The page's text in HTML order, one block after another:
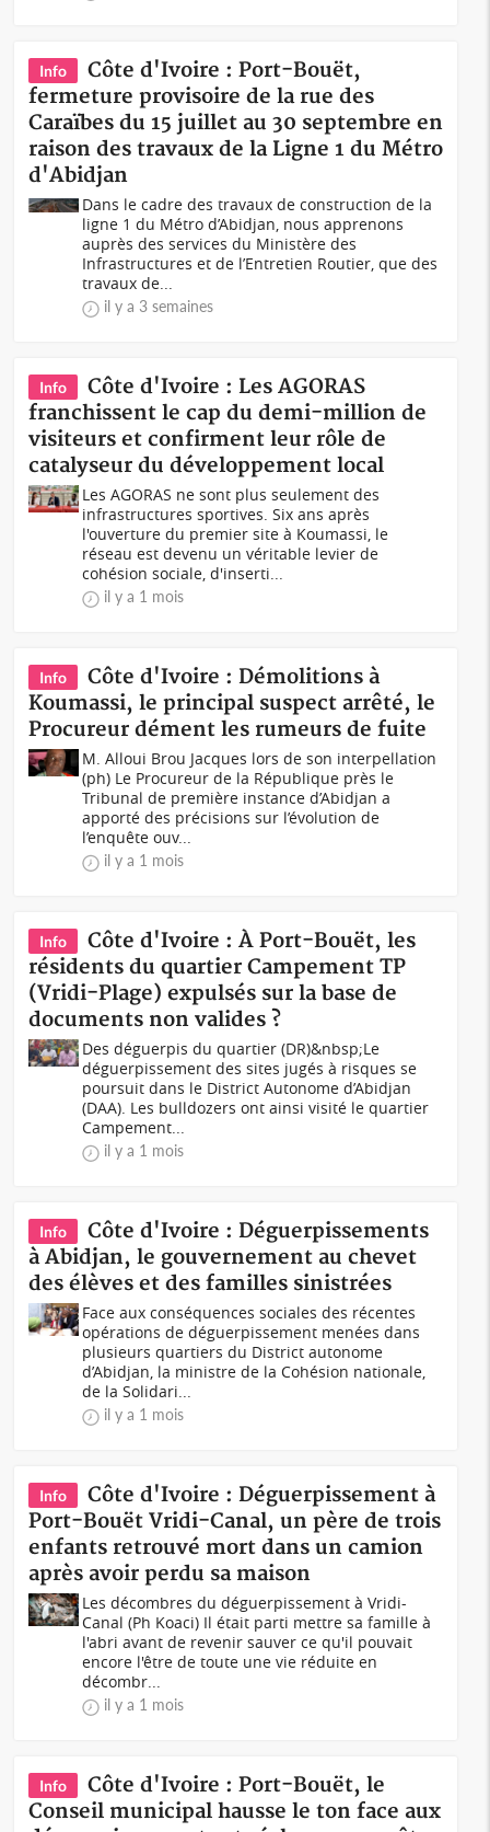
Info
Côte d'Ivoire : Port-Bouët,
fermeture provisoire de la rue des
Caraïbes du 15 juillet au 30 septembre en
raison des travaux de la Ligne 1 du Métro
d'Abidjan
Dans le cadre des travaux de construction de la
ligne 1 du Métro d’Abidjan, nous apprenons
auprès des services du Ministère des
Infrastructures et de l’Entretien Routier, que des
travaux de...
il y a 3 semaines
Info
Côte d'Ivoire : Les AGORAS
franchissent le cap du demi-million de
visiteurs et confirment leur rôle de
catalyseur du développement local
Les AGORAS ne sont plus seulement des
infrastructures sportives. Six ans après
l'ouverture du premier site à Koumassi, le
réseau est devenu un véritable levier de
cohésion sociale, d'inserti...
il y a 1 mois
Info
Côte d'Ivoire : Démolitions à
Koumassi, le principal suspect arrêté, le
Procureur dément les rumeurs de fuite
M. Alloui Brou Jacques lors de son interpellation
(ph) Le Procureur de la République près le
Tribunal de première instance d’Abidjan a
apporté des précisions sur l’évolution de
l’enquête ouv...
il y a 1 mois
Info
Côte d'Ivoire : À Port-Bouët, les
résidents du quartier Campement TP
(Vridi-Plage) expulsés sur la base de
documents non valides ?
Des déguerpis du quartier (DR)&nbsp;Le
déguerpissement des sites jugés à risques se
poursuit dans le District Autonome d’Abidjan
(DAA). Les bulldozers ont ainsi visité le quartier
Campement...
il y a 1 mois
Info
Côte d'Ivoire : Déguerpissements
à Abidjan, le gouvernement au chevet
des élèves et des familles sinistrées
Face aux conséquences sociales des récentes
opérations de déguerpissement menées dans
plusieurs quartiers du District autonome
d’Abidjan, la ministre de la Cohésion nationale,
de la Solidari...
il y a 1 mois
Info
Côte d'Ivoire : Déguerpissement à
Port-Bouët Vridi-Canal, un père de trois
enfants retrouvé mort dans un camion
après avoir perdu sa maison
Les décombres du déguerpissement à Vridi-
Canal (Ph Koaci) Il était parti mettre sa famille à
l'abri avant de revenir sauver ce qu'il pouvait
encore l'être de toute une vie réduite en
décombr...
il y a 1 mois
Info
Côte d'Ivoire : Port-Bouët, le
Conseil municipal hausse le ton face aux